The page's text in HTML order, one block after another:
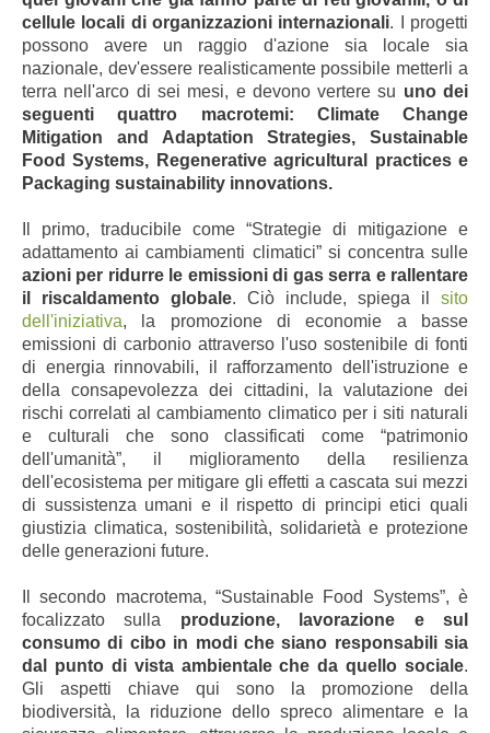
cellule locali di organizzazioni internazionali. I progetti
possono avere un raggio d'azione sia locale sia
nazionale, dev'essere realisticamente possibile metterli a
terra nell'arco di sei mesi, e devono vertere su uno dei
seguenti quattro macrotemi: Climate Change
Mitigation and Adaptation Strategies, Sustainable
Food Systems, Regenerative agricultural practices e
Packaging sustainability innovations.
Il primo, traducibile come “Strategie di mitigazione e
adattamento ai cambiamenti climatici” si concentra sulle
azioni per ridurre le emissioni di gas serra e rallentare
il riscaldamento globale. Ciò include, spiega il sito
dell'iniziativa, la promozione di economie a basse
emissioni di carbonio attraverso l'uso sostenibile di fonti
di energia rinnovabili, il rafforzamento dell'istruzione e
della consapevolezza dei cittadini, la valutazione dei
rischi correlati al cambiamento climatico per i siti naturali
e culturali che sono classificati come “patrimonio
dell'umanità”, il miglioramento della resilienza
dell'ecosistema per mitigare gli effetti a cascata sui mezzi
di sussistenza umani e il rispetto di principi etici quali
giustizia climatica, sostenibilità, solidarietà e protezione
delle generazioni future.
Il secondo macrotema, “Sustainable Food Systems”, è
focalizzato sulla produzione, lavorazione e sul
consumo di cibo in modi che siano responsabili sia
dal punto di vista ambientale che da quello sociale.
Gli aspetti chiave qui sono la promozione della
biodiversità, la riduzione dello spreco alimentare e la